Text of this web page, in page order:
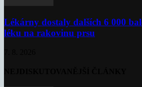
Lékárny dostaly dalších 6 000
léku na rakovinu prsu